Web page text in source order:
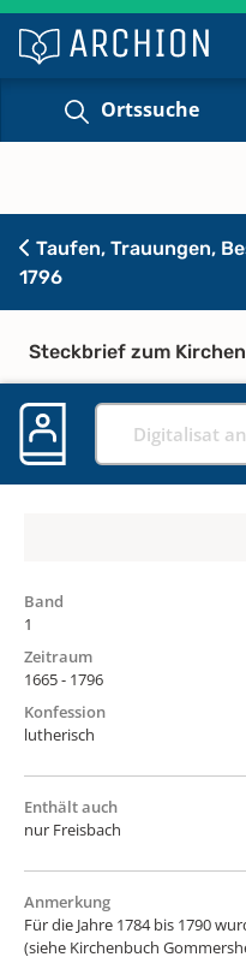
Ortssuche
Taufen, Trauungen,
1796
Steckbrief zum
Digitalisat
Band
1
Zeitraum
1665 - 1796
Konfession
lutherisch
Enthält auch
nur Freisbach
Anmerkung
Für die Jahre 1784 bis 1790
(siehe Kirchenbuch